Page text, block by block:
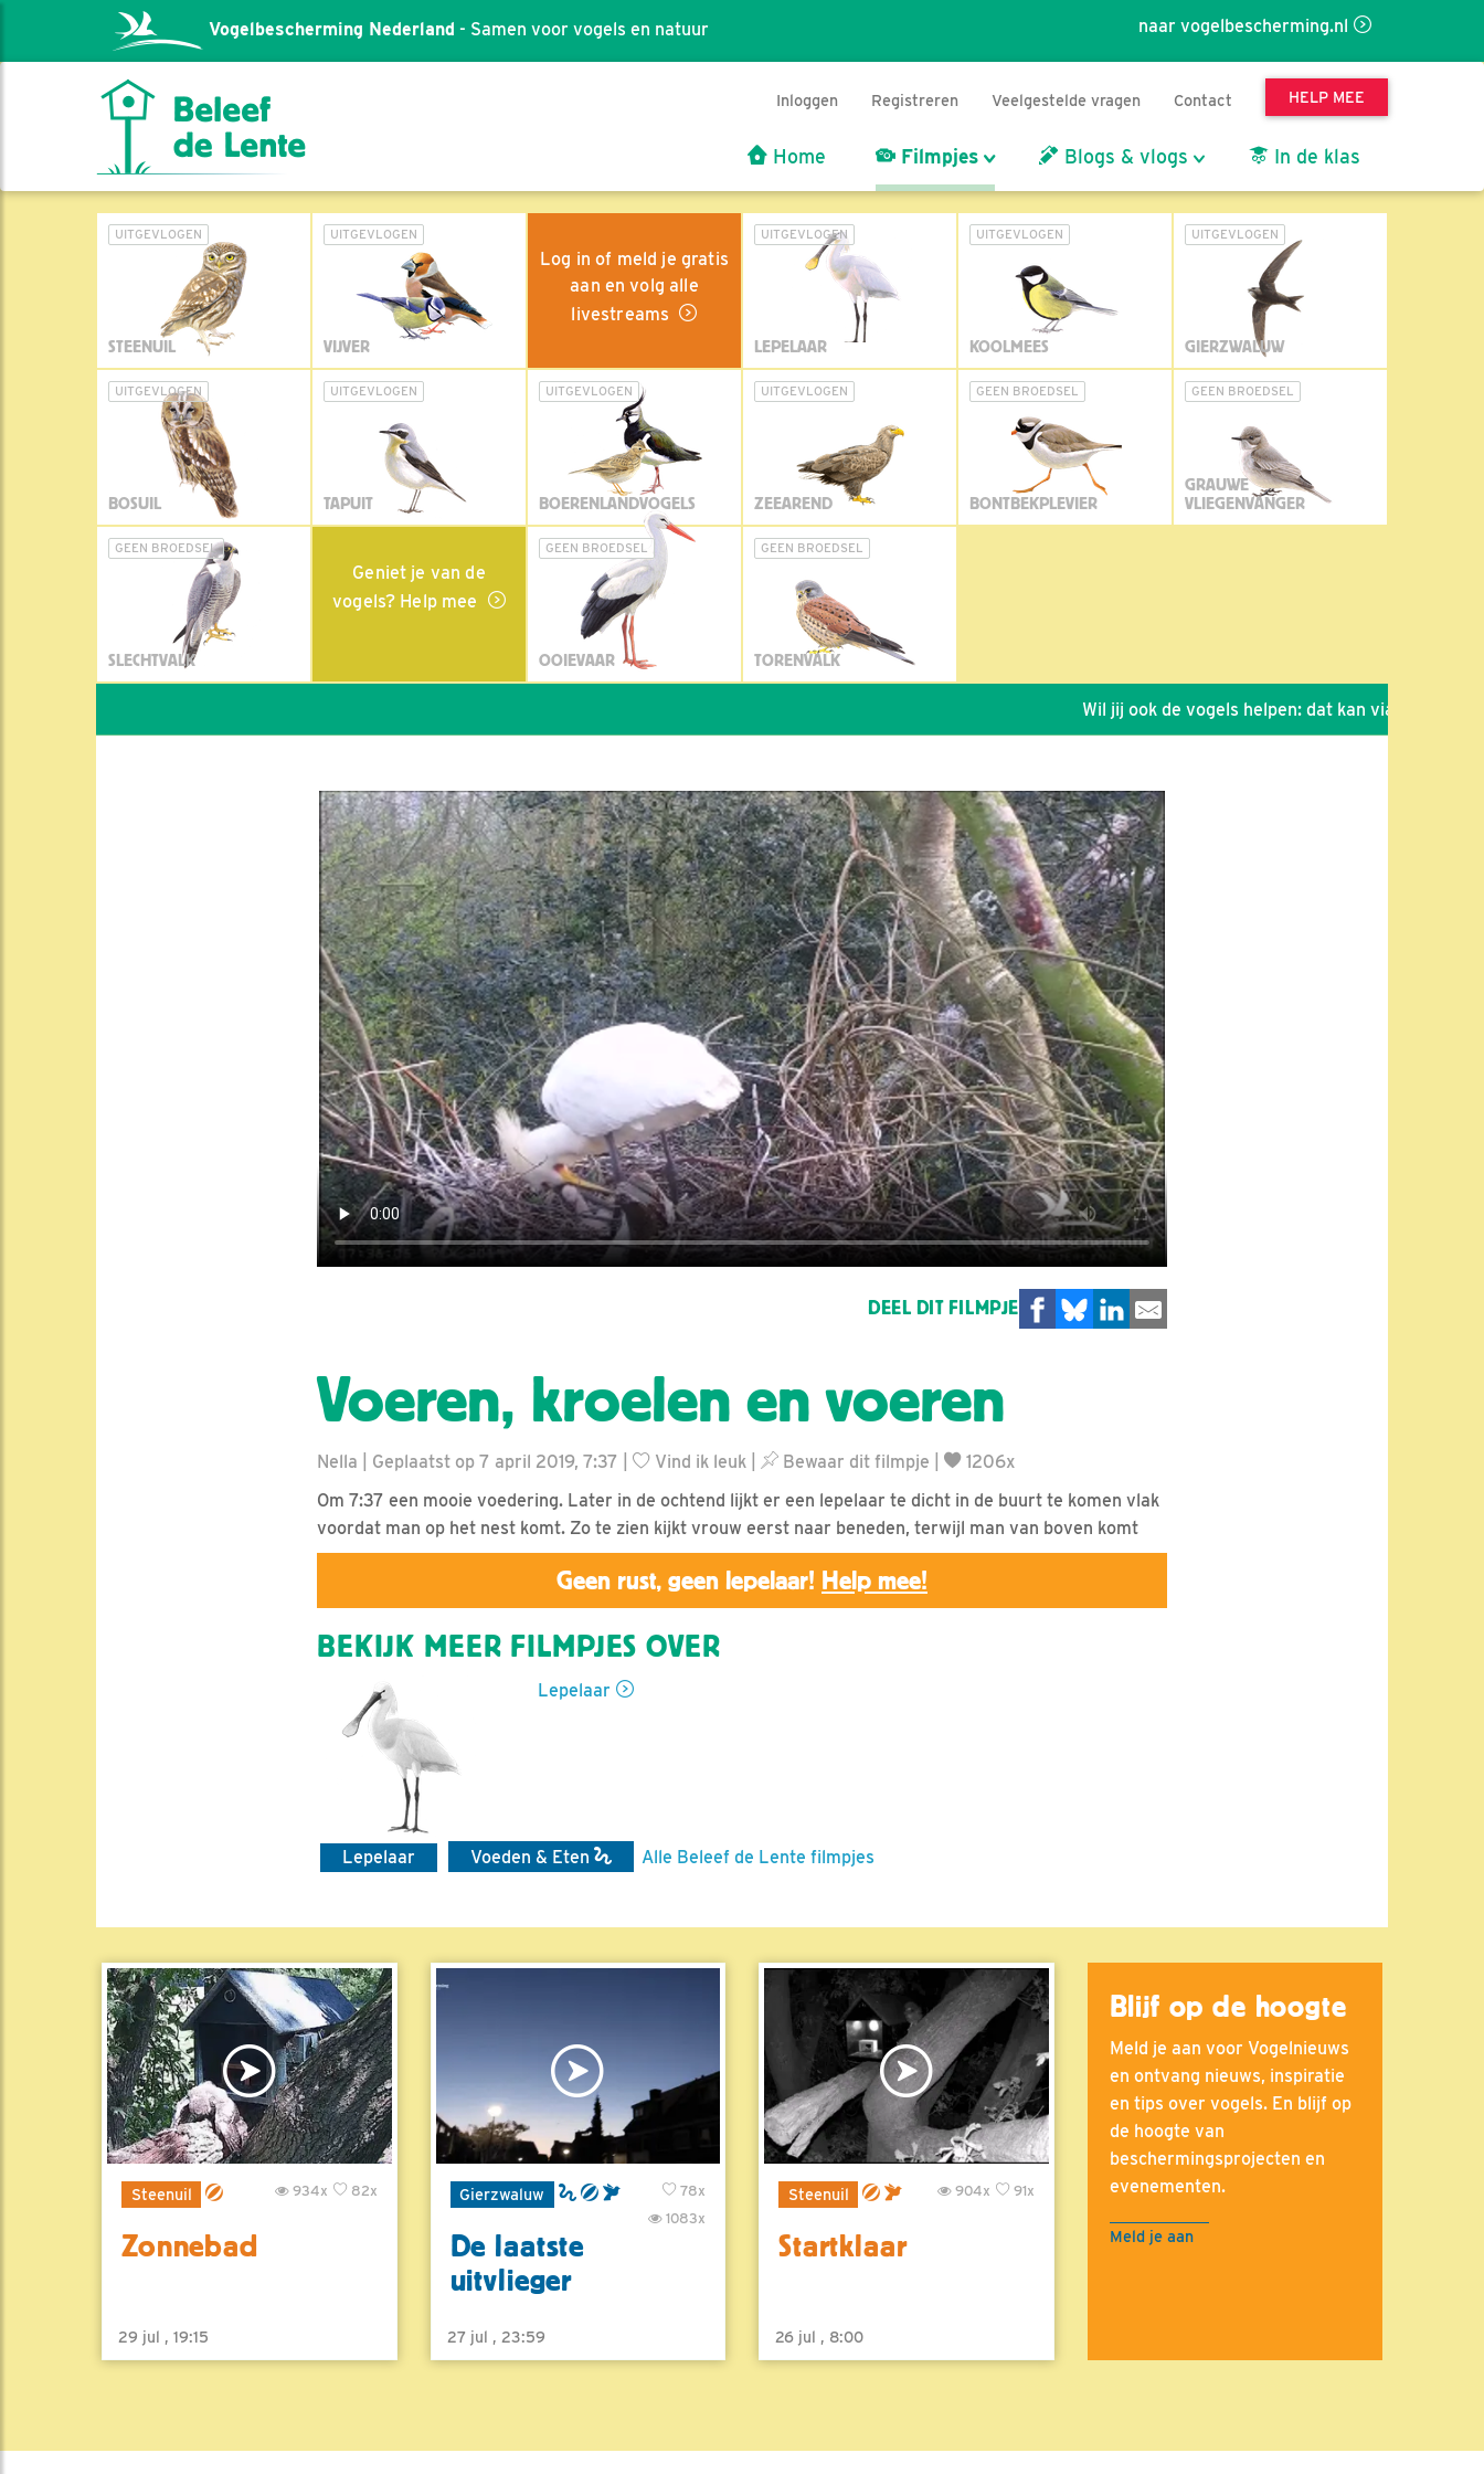
naar vogelbescherming.nl
Vogelbescherming Nederland - Samen voor vogels en natuur
Inloggen Registreren Veelgestelde vragen Contact HELP MEE
Home Filmpjes Blogs & vlogs In de klas
UITGEVLOGEN
STEENUIL
UITGEVLOGEN
VIJVER
Log in of meld je gratis
aan en volg alle
livestreams
UITGEVLOGEN
LEPELAAR
UITGEVLOGEN
KOOLMEES
UITGEVLOGEN
GIERZWALUW
UITGEVLOGEN
BOSUIL
UITGEVLOGEN
TAPUIT
UITGEVLOGEN
BOERENLANDVOGELS
UITGEVLOGEN
ZEEAREND
GEEN BROEDSEL
BONTBEKPLEVIER
GEEN BROEDSEL
GRAUWE
VLIEGENVANGER
GEEN BROEDSEL
SLECHTVALK
Geniet je van de
vogels? Help mee
GEEN BROEDSEL
OOIEVAAR
GEEN BROEDSEL
TORENVALK
Wil jij ook de vogels helpen: dat kan via de link!
DEEL DIT FILMPJE
Voeren, kroelen en voeren
Nella | Geplaatst op 7 april 2019, 7:37 | Vind ik leuk Bewaar dit filmpje
1206x
Om 7:37 een mooie voedering. Later in de ochtend lijkt er een lepelaar te dicht in de buurt te komen vlak
voordat man op het nest komt. Zo te zien kijkt vrouw eerst naar beneden, terwijl man van boven komt
Geen rust, geen lepelaar! Help mee!
BEKIJK MEER FILMPJES OVER
Lepelaar
Lepelaar Voeden & Eten Alle Beleef de Lente filmpjes
Steenuil 82x
934x
Zonnebad
29 jul , 19:15
Gierzwaluw
78x
1083x
De laatste
uitvlieger
27 jul , 23:59
Steenuil 91x
904x
Startklaar
26 jul , 8:00
Blijf op de hoogte
Meld je aan voor Vogelnieuws
en ontvang nieuws, inspiratie
en tips over vogels. En blijf op
de hoogte van
beschermingsprojecten en
evenementen.
Meld je aan